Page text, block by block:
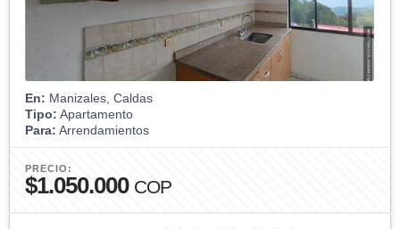
En: Manizales, Caldas
Tipo: Apartamento
Para: Arrendamientos
PRECIO:
$1.050.000 COP